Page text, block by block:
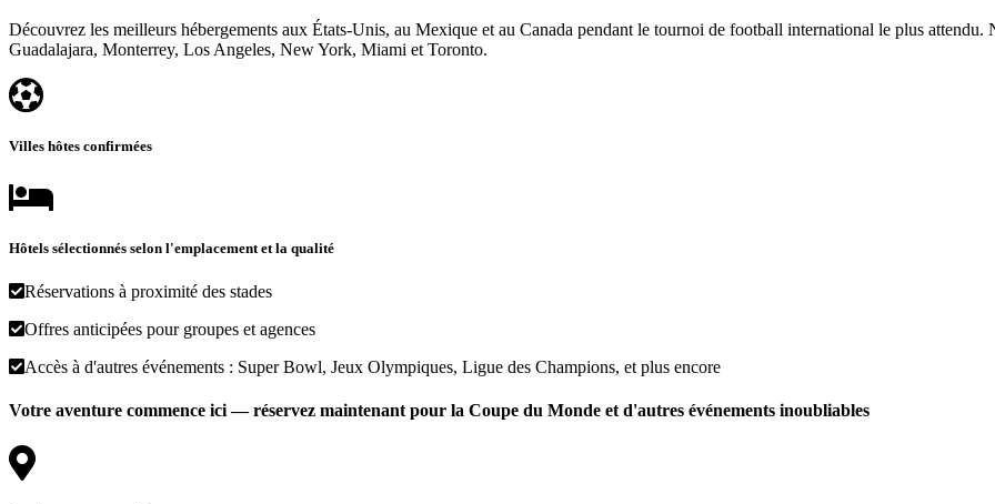
Découvrez les meilleurs hébergements aux États-Unis, au Mexique et au Canada pendant le tournoi de football international le plus
Guadalajara, Monterrey, Los Angeles, New York, Miami et Toronto.
Villes hôtes confirmées
Hôtels sélectionnés selon l'emplacement et la qualité
Réservations à proximité des stades
Offres anticipées pour groupes et agences
Accès à d'autres événements : Super Bowl, Jeux Olympiques, Ligue des Champions, et plus encore
Votre aventure commence ici — réservez maintenant pour la Coupe du Monde et d'autres événements inoubliables